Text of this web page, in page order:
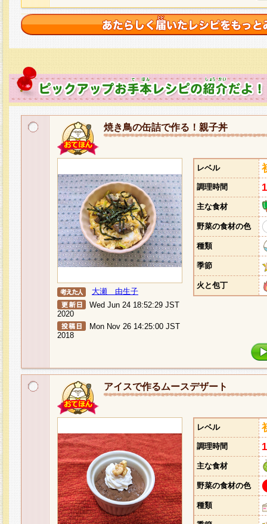
焼き鳥の缶詰で作る！親子丼
大瀬 由生子
Wed Jun 24 18:52:29 JST
2020
Mon Nov 26 14:25:00 JST
2018
レベル
調理時間
主な食材
野菜の食材の色
種類
季節
火と包丁
アイスで作るムースデザート
レベル
調理時間
主な食材
野菜の食材の色
種類